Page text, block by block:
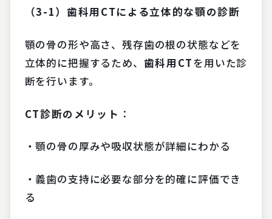
（3-1）歯科用CTによる立体的な顎の診断
顎の骨の形や高さ、残存歯の根の状態などを
立体的に把握するため、 歯科用CTを用いた診
断を行います。
CT診断のメリット ：
・顎の骨の厚みや吸収状態が詳細にわかる
・義歯の支持に必要な部分を的確に評価でき
る